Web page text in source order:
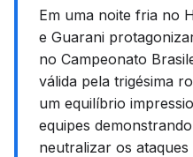
Em uma noite fria no
e Guarani
no Campeonato
válida pela trigésima
um equilíbrio
equipes
neutralizar os